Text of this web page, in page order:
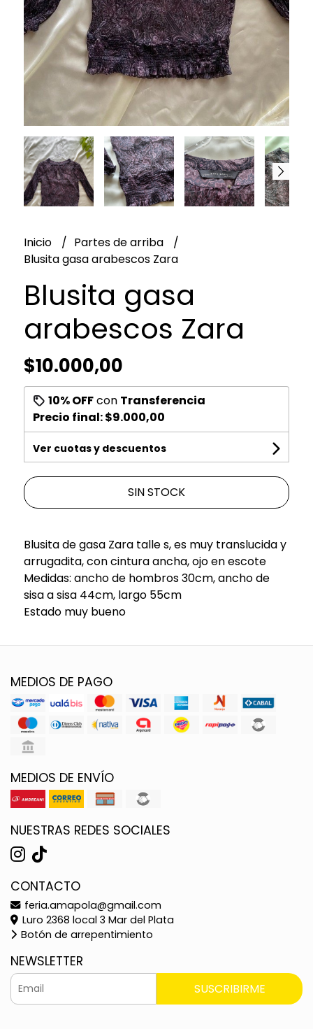
Inicio
Partes de arriba
Blusita gasa arabescos Zara
Blusita gasa
arabescos Zara
$10.000,00
10% OFFcon Transferencia
Precio final:$9.000,00
Ver cuotas y descuentos
SIN STOCK
Blusita de gasa Zara talle s, es muy translucida y
arrugadita, con cintura ancha, ojo en escote
Medidas: ancho de hombros 30cm, ancho de
sisa a sisa 44cm, largo 55cm
Estado muy bueno
MEDIOS DE PAGO
MEDIOS DE ENVÍO
NUESTRAS REDES SOCIALES
CONTACTO
feria.amapola@gmail.com
Luro 2368 local 3 Mar del Plata
Botón de arrepentimiento
NEWSLETTER
SUSCRIBIRME